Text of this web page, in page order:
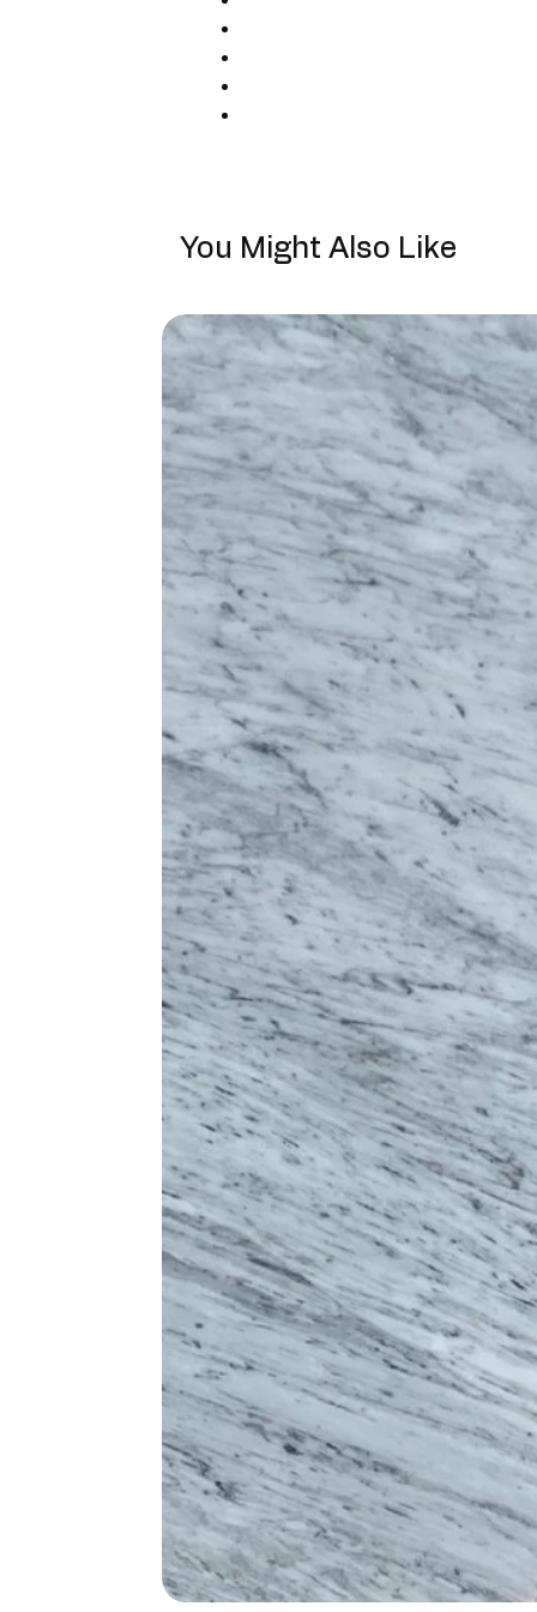
You Might Also Like